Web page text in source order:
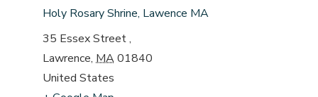
Holy Rosary Shrine, Lawence MA
35 Essex Street ,
Lawrence, MA01840
United States